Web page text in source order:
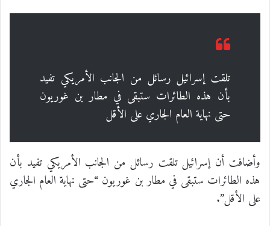
تلقت إسرائيل رسائل من الجانب الأمريكي تفيد
بأن هذه الطائرات ستبقى في مطار بن غوريون
حتى نهاية العام الجاري على الأقل
وأضافت أن إسرائيل تلقت رسائل من الجانب الأمريكي تفيد بأن
هذه الطائرات ستبقى في مطار بن غوريون “حتى نهاية العام الجاري
على الأقل”.